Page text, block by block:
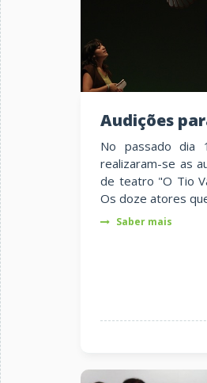
Audições
No passado dia
realizaram-se as
de teatro "O Tio
Os doze atores
Saber mais